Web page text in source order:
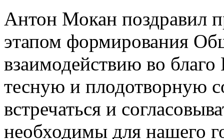
Антон Мокан поздравил
этапом формирования
взаимодействию во
тесную и плодотворную
встречаться и
необходимы для нашего